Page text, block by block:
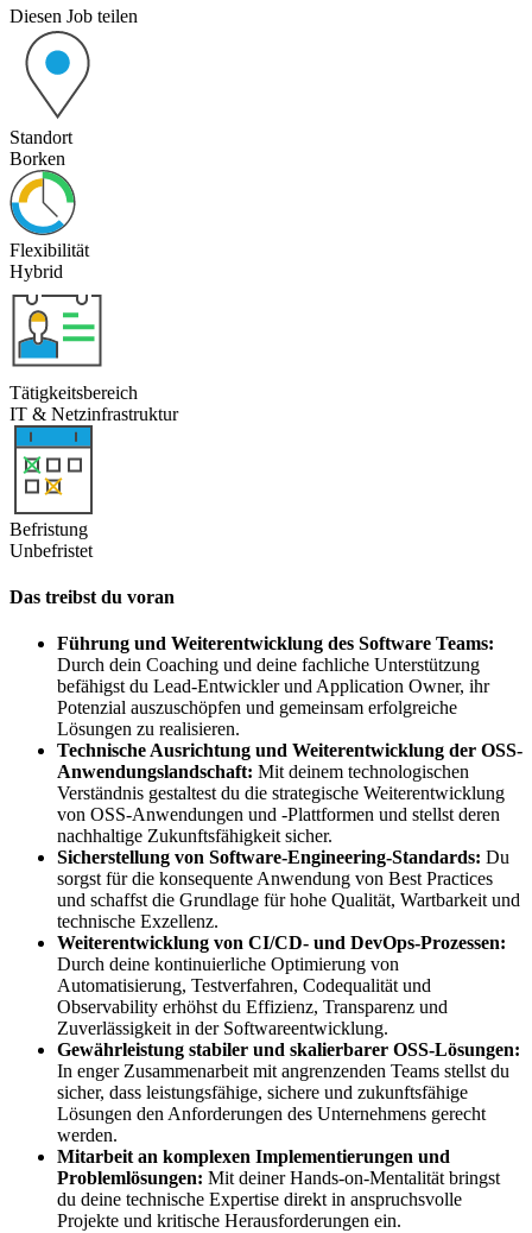
Diesen Job teilen
Standort
Borken
Flexibilität
Hybrid
Tätigkeitsbereich
IT & Netzinfrastruktur
Befristung
Unbefristet
Das treibst du voran
Führung und Weiterentwicklung des Software Teams:
Durch dein Coaching und deine fachliche Unterstützung
befähigst du Lead-Entwickler und Application Owner, ihr
Potenzial auszuschöpfen und gemeinsam erfolgreiche
Lösungen zu realisieren.
Technische Ausrichtung und Weiterentwicklung der OSS-
Anwendungslandschaft: Mit deinem technologischen
Verständnis gestaltest du die strategische Weiterentwicklung
von OSS-Anwendungen und -Plattformen und stellst deren
nachhaltige Zukunftsfähigkeit sicher.
Sicherstellung von Software-Engineering-Standards: Du
sorgst für die konsequente Anwendung von Best Practices
und schaffst die Grundlage für hohe Qualität, Wartbarkeit und
technische Exzellenz.
Weiterentwicklung von CI/CD- und DevOps-Prozessen:
Durch deine kontinuierliche Optimierung von
Automatisierung, Testverfahren, Codequalität und
Observability erhöhst du Effizienz, Transparenz und
Zuverlässigkeit in der Softwareentwicklung.
Gewährleistung stabiler und skalierbarer OSS-Lösungen:
In enger Zusammenarbeit mit angrenzenden Teams stellst du
sicher, dass leistungsfähige, sichere und zukunftsfähige
Lösungen den Anforderungen des Unternehmens gerecht
werden.
Mitarbeit an komplexen Implementierungen und
Problemlösungen: Mit deiner Hands-on-Mentalität bringst
du deine technische Expertise direkt in anspruchsvolle
Projekte und kritische Herausforderungen ein.